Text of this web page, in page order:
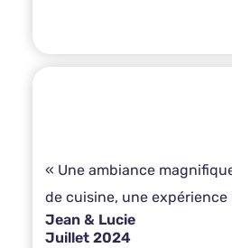
« Une ambiance
de cuisine, une expérience
Jean & Lucie
Juillet 2024